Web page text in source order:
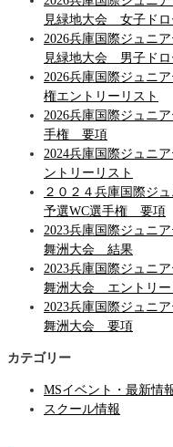
見緑地大会 女子ドロ
2026兵庫国際ジュニ
見緑地大会 男子ドロ
2026兵庫国際ジュニ
権エントリーリスト
2026兵庫国際ジュニ
手権 要項
2024兵庫国際ジュニ
ントリーリスト
２０２４兵庫国際ジ
予選WC選手権 要項
2023兵庫国際ジュニ
舞洲大会 結果
2023兵庫国際ジュニ
舞洲大会 エントリー
2023兵庫国際ジュニ
舞洲大会 要項
カテゴリー
MSイベント・最新情
スクール情報